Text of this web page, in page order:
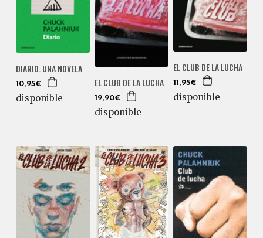
DIARIO. UNA NOVELA
10,95€
disponible
EL CLUB DE LA LUCHA
19,90€
disponible
EL CLUB DE LA LUCHA
11,95€
disponible